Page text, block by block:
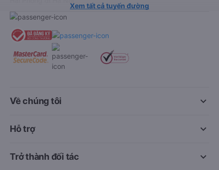
Xem tất cả tuyến đường
keyboard_arrow_down
Về chúng tôi
keyboard_arrow_down
Hỗ trợ
keyboard_arrow_down
Trở thành đối tác